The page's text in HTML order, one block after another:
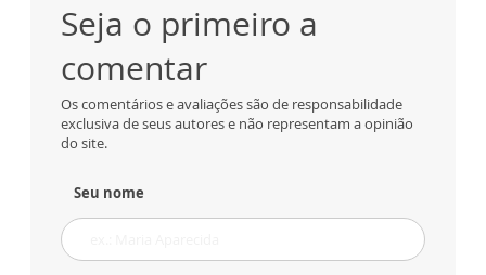
Seja o primeiro a
comentar
Os comentários e avaliações são de responsabilidade
exclusiva de seus autores e não representam a opinião
do site.
Seu nome